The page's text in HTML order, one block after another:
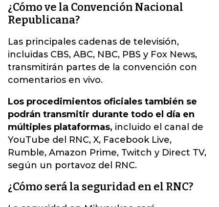
¿Cómo ve la Convención Nacional
Republicana?
Las principales cadenas de televisión,
incluidas CBS, ABC, NBC, PBS y Fox News,
transmitirán partes de la convención con
comentarios en vivo.
Los procedimientos oficiales también se
podrán transmitir durante todo el día en
múltiples plataformas, incluido el canal de
YouTube del RNC, X, Facebook Live,
Rumble, Amazon Prime, Twitch y Direct TV,
según un portavoz del RNC.
¿Cómo será la seguridad en el RNC?